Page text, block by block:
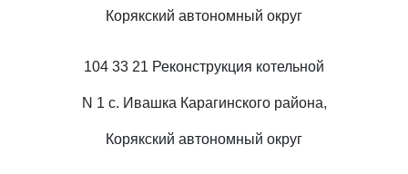
Корякский автономный округ
104 33 21 Реконструкция котельной
N 1 с. Ивашка Карагинского района,
Корякский автономный округ